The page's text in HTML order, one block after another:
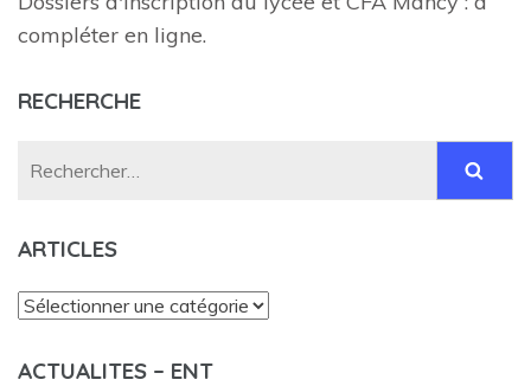
compléter en ligne.
RECHERCHE
Rechercher :
ARTICLES
Articles
ACTUALITES – ENT